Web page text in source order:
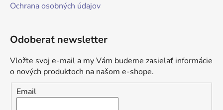
Ochrana osobných údajov
Odoberať newsletter
Vložte svoj e-mail a my Vám budeme zasielať informácie
o nových produktoch na našom e-shope.
Email